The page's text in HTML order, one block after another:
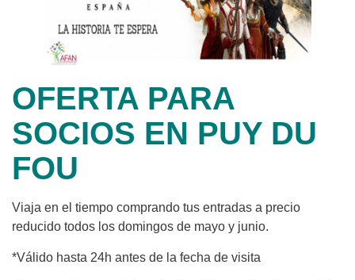
OFERTA PARA
SOCIOS EN PUY DU
FOU
Viaja en el tiempo comprando tus entradas a precio
reducido todos los domingos de mayo y junio.
*Válido hasta 24h antes de la fecha de visita